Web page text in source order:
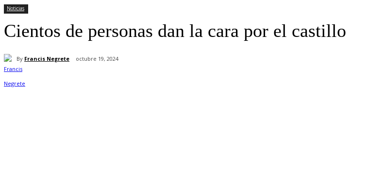
Noticias
Cientos de personas dan la cara por el castillo
By Francis Negrete octubre 19, 2024